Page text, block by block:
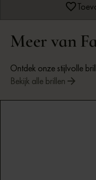
Meer van
Ontdek onze stijlvolle
Bekijk alle brillen